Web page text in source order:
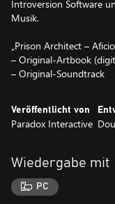
Introversion Software
Musik.
„Prison Architect –
– Original-Artbook
– Original-Soundtrack
Veröffentlicht von
Paradox Interactive
Wiedergabe mit
PC